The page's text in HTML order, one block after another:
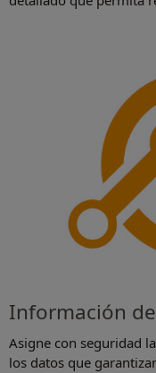
Información
Asigne con seguridad
los datos que